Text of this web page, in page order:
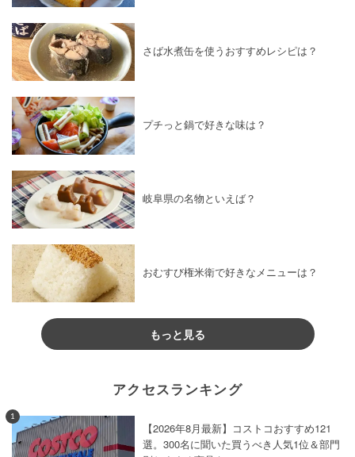
さば水煮缶を使うおすすめレシピは？
プチっと鍋で好きな味は？
岐阜県の名物といえば？
おむすび権米衛で好きなメニューは？
もっと見る
アクセスランキング
1
【2026年8月最新】コストコおすすめ121
選。300名に聞いた買うべき人気1位＆部門